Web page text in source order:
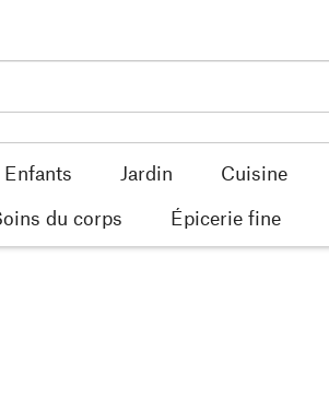
Enfants Jardin Cuisine
du corps Épicerie fine